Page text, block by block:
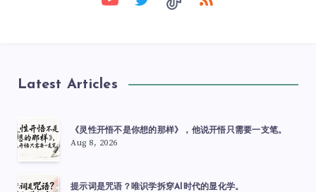
Latest Articles
《灵性开悟不是你想的那样》，他说开悟只需要一支笔。
Aug 8, 2026
提示词是咒语？唯识学拆穿AI时代的显化学。